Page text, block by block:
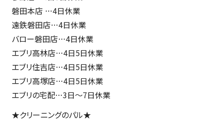
磐田本店 …4日休業
遠鉄磐田店…4日休業
バロー磐田店…4日休業
エブリ高林店…4日5日休業
エブリ住吉店…4日5日休業
エブリ高塚店…4日5日休業
エブリの宅配…3日～7日休業
★クリーニングのパル★